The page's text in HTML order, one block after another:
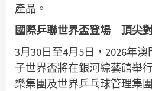
產品。
國際乒聯世界盃登場 頂尖
3月30日至4月5日，2026年
子世界盃將在銀河綜藝館舉
樂集團及世界乒乓球管理集